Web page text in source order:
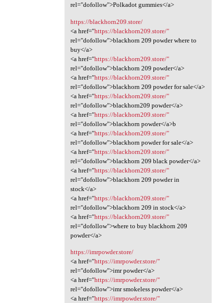
rel="dofollow">Polkadot gummies</a>
https://blackhorn209.store/
<a href="https://blackhorn209.store/"
rel="dofollow">blackhorn 209 powder where to
buy</a>
<a href="https://blackhorn209.store/"
rel="dofollow">blackhorn 209 powder</a>
<a href="https://blackhorn209.store/"
rel="dofollow">blackhorn 209 powder for sale</a>
<a href="https://blackhorn209.store/"
rel="dofollow">blackhorn209 powder</a>
<a href="https://blackhorn209.store/"
rel="dofollow">blackhorn powder</a>b
<a href="https://blackhorn209.store/"
rel="dofollow">blackhorn powder for sale</a>
<a href="https://blackhorn209.store/"
rel="dofollow">blackhorn 209 black powder</a>
<a href="https://blackhorn209.store/"
rel="dofollow">blackhorn 209 powder in
stock</a>
<a href="https://blackhorn209.store/"
rel="dofollow">blackhorn 209 in stock</a>
<a href="https://blackhorn209.store/"
rel="dofollow">where to buy blackhorn 209
powder</a>
https://imrpowder.store/
<a href="https://imrpowder.store/"
rel="dofollow">imr powder</a>
<a href="https://imrpowder.store/"
rel="dofollow">imr smokeless powder</a>
<a href="https://imrpowder.store/"